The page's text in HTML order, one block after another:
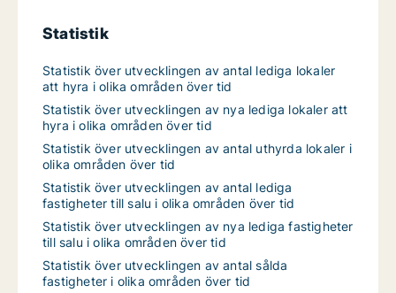
Statistik
Statistik över utvecklingen av antal lediga lokaler
att hyra i olika områden över tid
Statistik över utvecklingen av nya lediga lokaler att
hyra i olika områden över tid
Statistik över utvecklingen av antal uthyrda lokaler i
olika områden över tid
Statistik över utvecklingen av antal lediga
fastigheter till salu i olika områden över tid
Statistik över utvecklingen av nya lediga fastigheter
till salu i olika områden över tid
Statistik över utvecklingen av antal sålda
fastigheter i olika områden över tid